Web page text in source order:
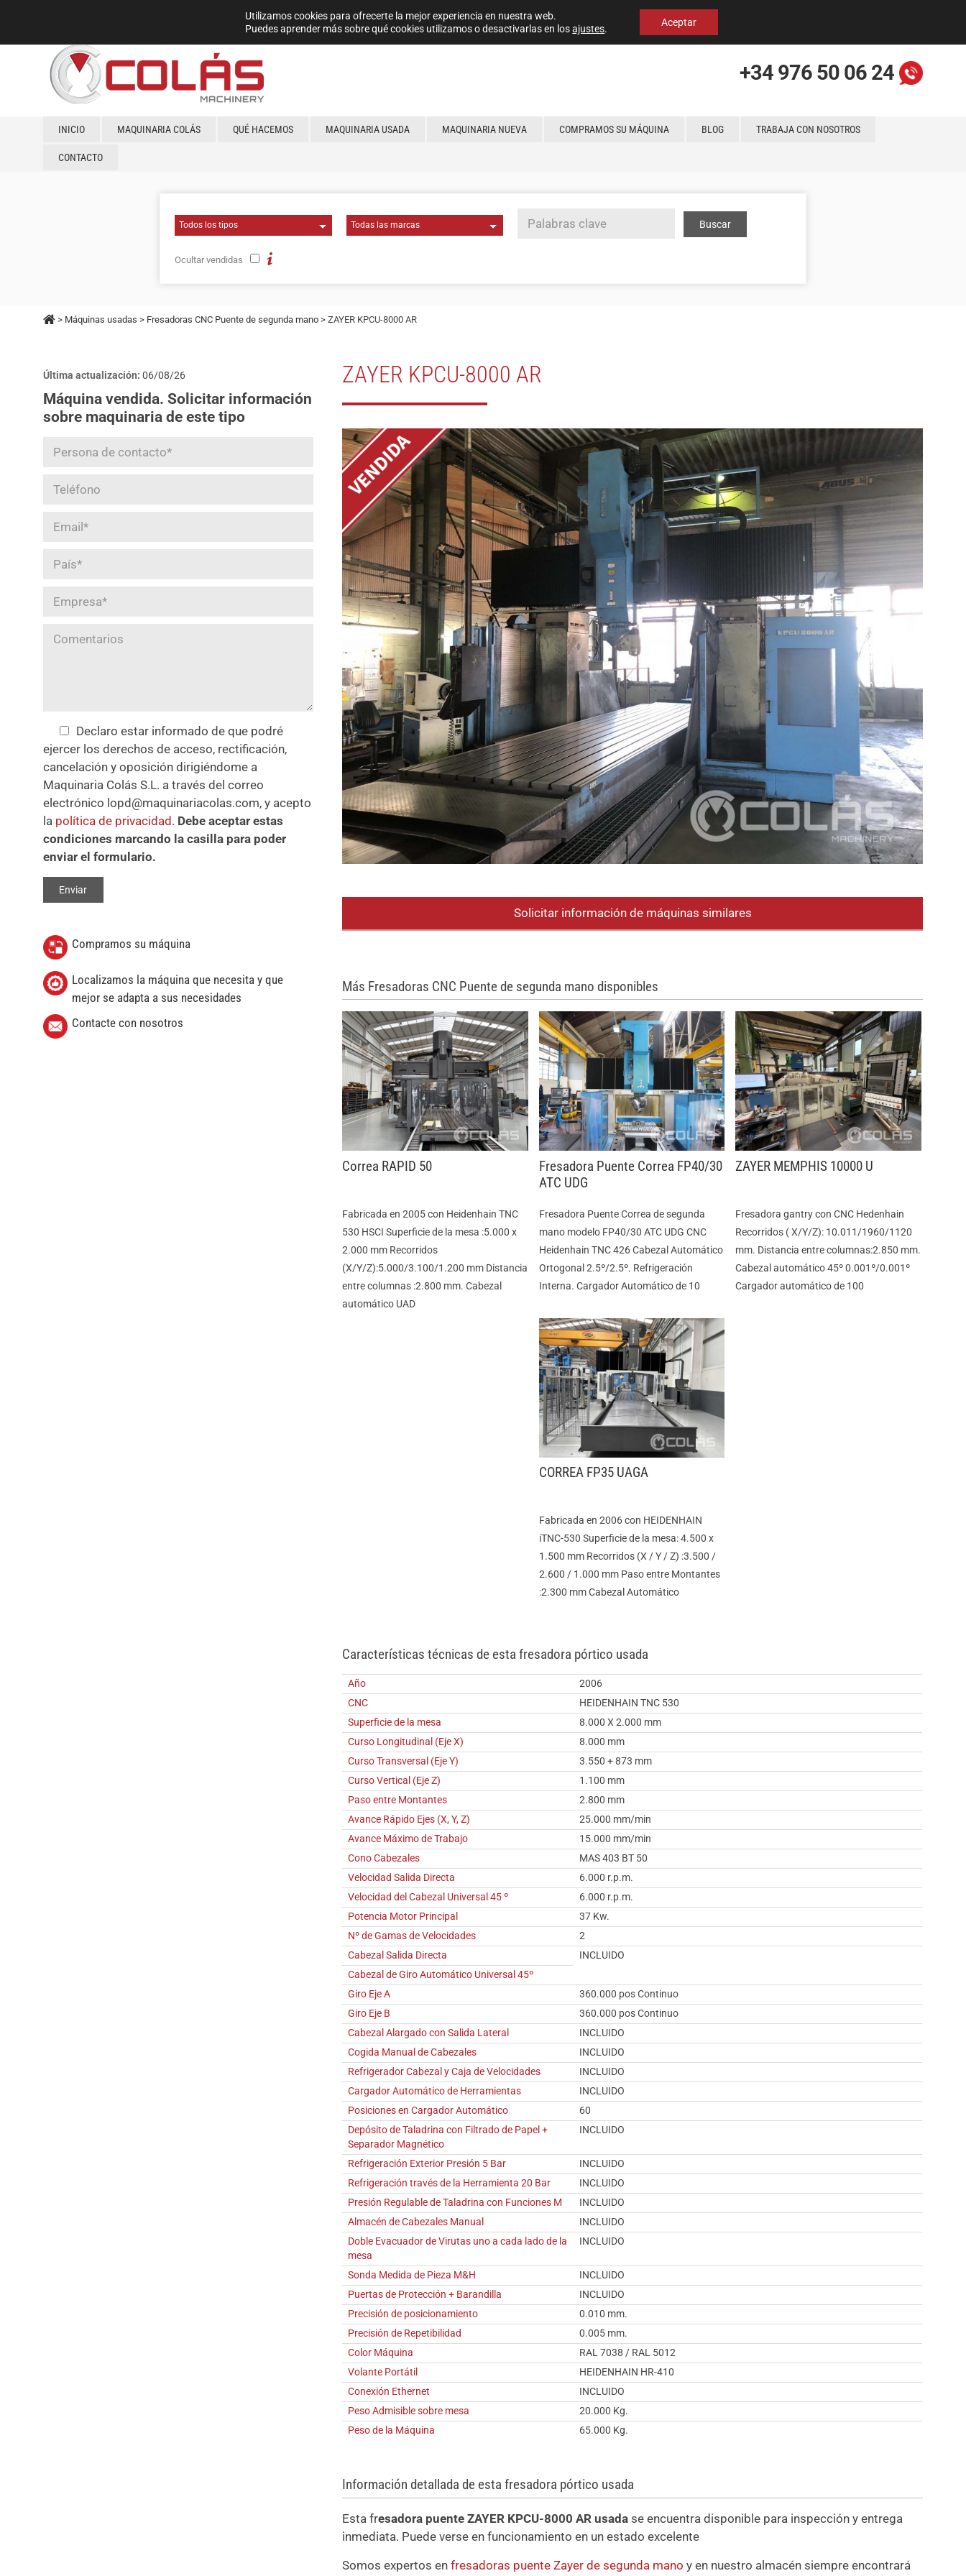
+34 976 50 06 24
INICIO MAQUINARIA COLÁS QUÉ HACEMOS MAQUINARIA USADA MAQUINARIA NUEVA COMPRAMOS SU MÁQUINA BLOG TRABAJA CON NOSOTROS
CONTACTO
Ocultar vendidas
> Máquinas usadas > Fresadoras CNC Puente de segunda mano > ZAYER KPCU-8000 AR
ZAYER KPCU-8000 AR
Solicitar información de máquinas similares
Más Fresadoras CNC Puente de segunda mano disponibles
Correa RAPID 50
Fabricada en 2005 con Heidenhain TNC
530 HSCI Superficie de la mesa :5.000 x
2.000 mm Recorridos
(X/Y/Z):5.000/3.100/1.200 mm Distancia
entre columnas :2.800 mm. Cabezal
automático UAD
Fresadora Puente Correa FP40/30
ATC UDG
Fresadora Puente Correa de segunda
mano modelo FP40/30 ATC UDG CNC
Heidenhain TNC 426 Cabezal Automático
Ortogonal 2.5º/2.5º. Refrigeración
Interna. Cargador Automático de 10
ZAYER MEMPHIS 10000 U
Fresadora gantry con CNC Hedenhain
Recorridos ( X/Y/Z): 10.011/1960/1120
mm. Distancia entre columnas:2.850 mm.
Cabezal automático 45º 0.001º/0.001º
Cargador automático de 100
CORREA FP35 UAGA
Fabricada en 2006 con HEIDENHAIN
iTNC-530 Superficie de la mesa: 4.500 x
1.500 mm Recorridos (X / Y / Z) :3.500 /
2.600 / 1.000 mm Paso entre Montantes
:2.300 mm Cabezal Automático
Características técnicas de esta fresadora pórtico usada
Año
2006
CNC
HEIDENHAIN TNC 530
Superficie de la mesa
8.000 X 2.000 mm
Curso Longitudinal (Eje X)
8.000 mm
Curso Transversal (Eje Y)
3.550 + 873 mm
Curso Vertical (Eje Z)
1.100 mm
Paso entre Montantes
2.800 mm
Avance Rápido Ejes (X, Y, Z)
25.000 mm/min
Avance Máximo de Trabajo
15.000 mm/min
Cono Cabezales
MAS 403 BT 50
Velocidad Salida Directa
6.000 r.p.m.
Velocidad del Cabezal Universal 45 º
6.000 r.p.m.
Potencia Motor Principal
37 Kw.
Nº de Gamas de Velocidades
2
Cabezal Salida Directa
INCLUIDO
Cabezal de Giro Automático Universal 45º
Giro Eje A
360.000 pos Continuo
Giro Eje B
360.000 pos Continuo
Cabezal Alargado con Salida Lateral
INCLUIDO
Cogida Manual de Cabezales
INCLUIDO
Refrigerador Cabezal y Caja de Velocidades
INCLUIDO
Cargador Automático de Herramientas
INCLUIDO
Posiciones en Cargador Automático
60
Depósito de Taladrina con Filtrado de Papel +
Separador Magnético
INCLUIDO
Refrigeración Exterior Presión 5 Bar
INCLUIDO
Refrigeración través de la Herramienta 20 Bar
INCLUIDO
Presión Regulable de Taladrina con Funciones M
INCLUIDO
Almacén de Cabezales Manual
INCLUIDO
Doble Evacuador de Virutas uno a cada lado de la
mesa
INCLUIDO
Sonda Medida de Pieza M&H
INCLUIDO
Puertas de Protección + Barandilla
INCLUIDO
Precisión de posicionamiento
0.010 mm.
Precisión de Repetibilidad
0.005 mm.
Color Máquina
RAL 7038 / RAL 5012
Volante Portátil
HEIDENHAIN HR-410
Conexión Ethernet
INCLUIDO
Peso Admisible sobre mesa
20.000 Kg.
Peso de la Máquina
65.000 Kg.
Información detallada de esta fresadora pórtico usada
Esta fresadora puente ZAYER KPCU-8000 AR usada se encuentra disponible para inspección y entrega
inmediata. Puede verse en funcionamiento en un estado excelente
Somos expertos enfresadoras puente Zayer de segunda mano y en nuestro almacén siempre encontrará
Última actualización: 06/08/26
Máquina vendida. Solicitar información
sobre maquinaria de este tipo
Declaro estar informado de que podré
ejercer los derechos de acceso, rectificación,
cancelación y oposición dirigiéndome a
Maquinaria Colás S.L. a través del correo
electrónico lopd@maquinariacolas.com, y acepto
la política de privacidad . Debe aceptar estas
condiciones marcando la casilla para poder
enviar el formulario.
Compramos su máquina
Localizamos la máquina que necesita y que
mejor se adapta a sus necesidades
Contacte con nosotros
Utilizamos cookies para ofrecerte la mejor experiencia en nuestra web.
Puedes aprender más sobre qué cookies utilizamos o desactivarlas en losajustes.
Aceptar